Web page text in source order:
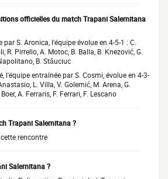
officielles du match Trapani Salernitana
par S. Aronica, l'équipe évolue en 4-5-1 : C.
R. Pirrello, A. Motoc, B. Balla, B. Knezović, G.
B. Stăuciuc
l'équipe entraînée par S. Cosmi, évolue en 4-3-
L. Villa, V. Golemić, M. Arena, G.
A. Ferraris, F. Ferrari, F. Lescano
Trapani Salernitana ?
rencontre
Salernitana ?